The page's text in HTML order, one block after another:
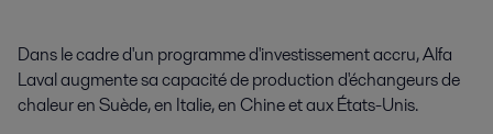
Dans le cadre d'un programme d'investissement accru, Alfa
Laval augmente sa capacité de production d'échangeurs de
chaleur en Suède, en Italie, en Chine et aux États-Unis.